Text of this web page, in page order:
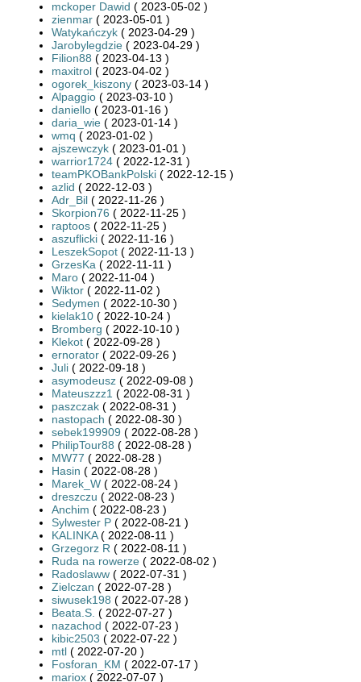
mckoper Dawid ( 2023-05-02 )
zienmar ( 2023-05-01 )
Watykańczyk ( 2023-04-29 )
Jarobylegdzie ( 2023-04-29 )
Filion88 ( 2023-04-13 )
maxitrol ( 2023-04-02 )
ogorek_kiszony ( 2023-03-14 )
Alpaggio ( 2023-03-10 )
daniello ( 2023-01-16 )
daria_wie ( 2023-01-14 )
wmq ( 2023-01-02 )
ajszewczyk ( 2023-01-01 )
warrior1724 ( 2022-12-31 )
teamPKOBankPolski ( 2022-12-15 )
azlid ( 2022-12-03 )
Adr_Bil ( 2022-11-26 )
Skorpion76 ( 2022-11-25 )
raptoos ( 2022-11-25 )
aszuflicki ( 2022-11-16 )
LeszekSopot ( 2022-11-13 )
GrzesKa ( 2022-11-11 )
Maro ( 2022-11-04 )
Wiktor ( 2022-11-02 )
Sedymen ( 2022-10-30 )
kielak10 ( 2022-10-24 )
Bromberg ( 2022-10-10 )
Klekot ( 2022-09-28 )
ernorator ( 2022-09-26 )
Juli ( 2022-09-18 )
asymodeusz ( 2022-09-08 )
Mateuszzz1 ( 2022-08-31 )
paszczak ( 2022-08-31 )
nastopach ( 2022-08-30 )
sebek199909 ( 2022-08-28 )
PhilipTour88 ( 2022-08-28 )
MW77 ( 2022-08-28 )
Hasin ( 2022-08-28 )
Marek_W ( 2022-08-24 )
dreszczu ( 2022-08-23 )
Anchim ( 2022-08-23 )
Sylwester P ( 2022-08-21 )
KALINKA( 2022-08-11 )
Grzegorz R ( 2022-08-11 )
Ruda na rowerze ( 2022-08-02 )
Radoslaww ( 2022-07-31 )
Zielczan ( 2022-07-28 )
siwusek198 ( 2022-07-28 )
Beata.S. ( 2022-07-27 )
nazachod ( 2022-07-23 )
kibic2503 ( 2022-07-22 )
mtl ( 2022-07-20 )
Fosforan_KM ( 2022-07-17 )
mariox ( 2022-07-07 )